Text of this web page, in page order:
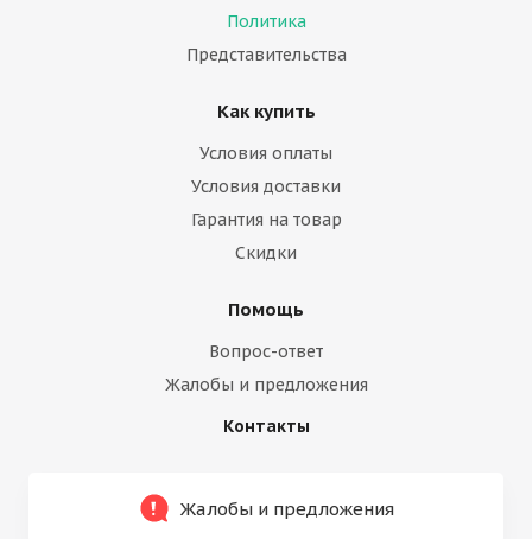
Политика
Представительства
Как купить
Условия оплаты
Условия доставки
Гарантия на товар
Скидки
Помощь
Вопрос-ответ
Жалобы и предложения
Контакты
Жалобы и предложения